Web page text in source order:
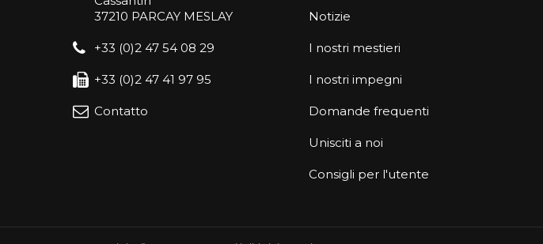
37210 PARCAY MESLAY
+33 (0)2 47 54 08 29
+33 (0)2 47 41 97 95
Contatto
Notizie
I nostri mestieri
I nostri impegni
Domande frequenti
Unisciti a noi
Consigli per l'utente